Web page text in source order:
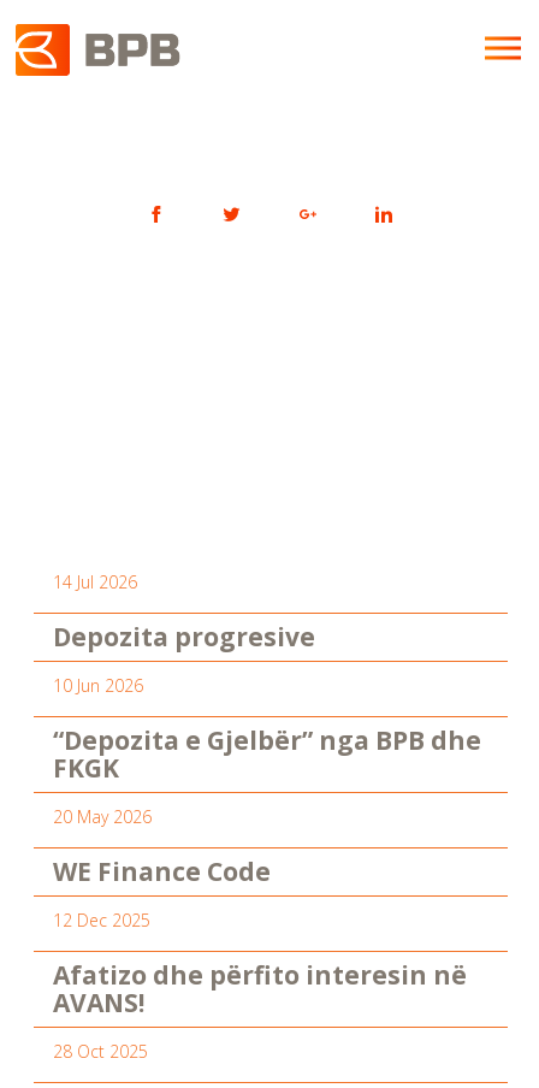
14 Jul 2026
Depozita progresive
10 Jun 2026
“Depozita e Gjelbër” nga BPB dhe
FKGK
20 May 2026
WE Finance Code
12 Dec 2025
Afatizo dhe përfito interesin në
AVANS!
28 Oct 2025